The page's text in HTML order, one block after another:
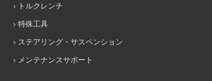
トルクレンチ
特殊工具
ステアリング・サスペンション
メンテナンスサポート